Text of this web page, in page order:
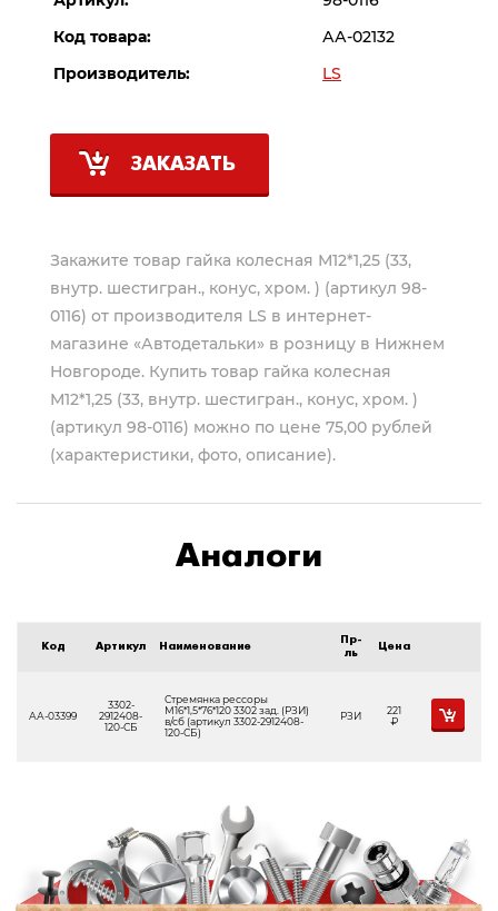
Код товара:
АА-02132
Производитель:
LS
ЗАКАЗАТЬ
Закажите товар гайка колесная М12*1,25 (33,
внутр. шестигран., конус, хром. ) (артикул 98-
0116) от производителя LS в интернет-
магазине «Автодетальки» в розницу в Нижнем
Новгороде. Купить товар гайка колесная
М12*1,25 (33, внутр. шестигран., конус, хром. )
(артикул 98-0116) можно по цене 75,00 рублей
(характеристики, фото, описание).
Аналоги
Код Артикул Наименование
Пр-
ль
Цена
АА-03399
3302-
2912408-
120-СБ
Стремянка рессоры
М16*1,5*76*120 3302 зад. (РЗИ)
в/сб (артикул 3302-2912408-
120-СБ)
РЗИ
221
Р